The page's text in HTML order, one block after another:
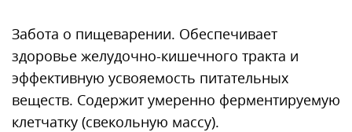
Забота о пищеварении. Обеспечивает
здоровье желудочно-кишечного тракта и
эффективную усвояемость питательных
веществ. Содержит умеренно ферментируемую
клетчатку (свекольную массу).